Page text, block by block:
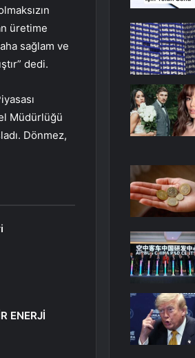
üretime
sağlam ve
dedi.
Müdürlüğü
Dönmez,
ENERJİ